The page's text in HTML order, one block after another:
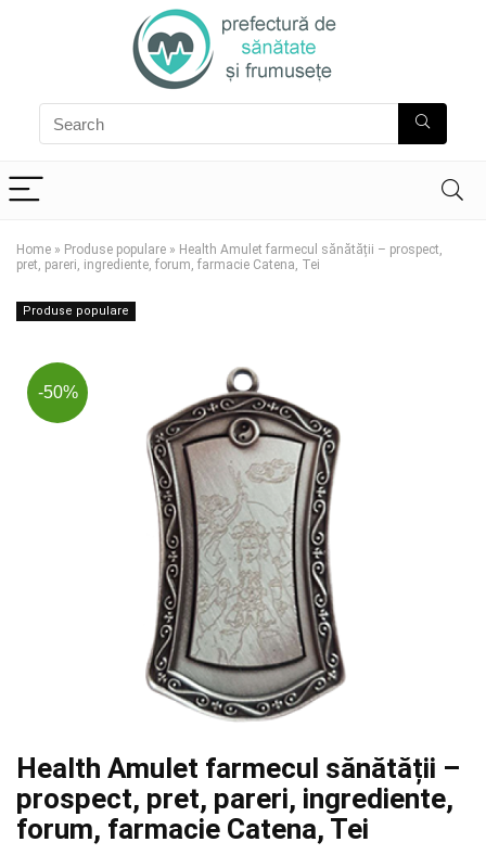
Home » Produse populare » Health Amulet farmecul sănătății – prospect,
pret, pareri, ingrediente, forum, farmacie Catena, Tei
Produse populare
-50%
Health Amulet farmecul sănătății –
prospect, pret, pareri, ingrediente,
forum, farmacie Catena, Tei